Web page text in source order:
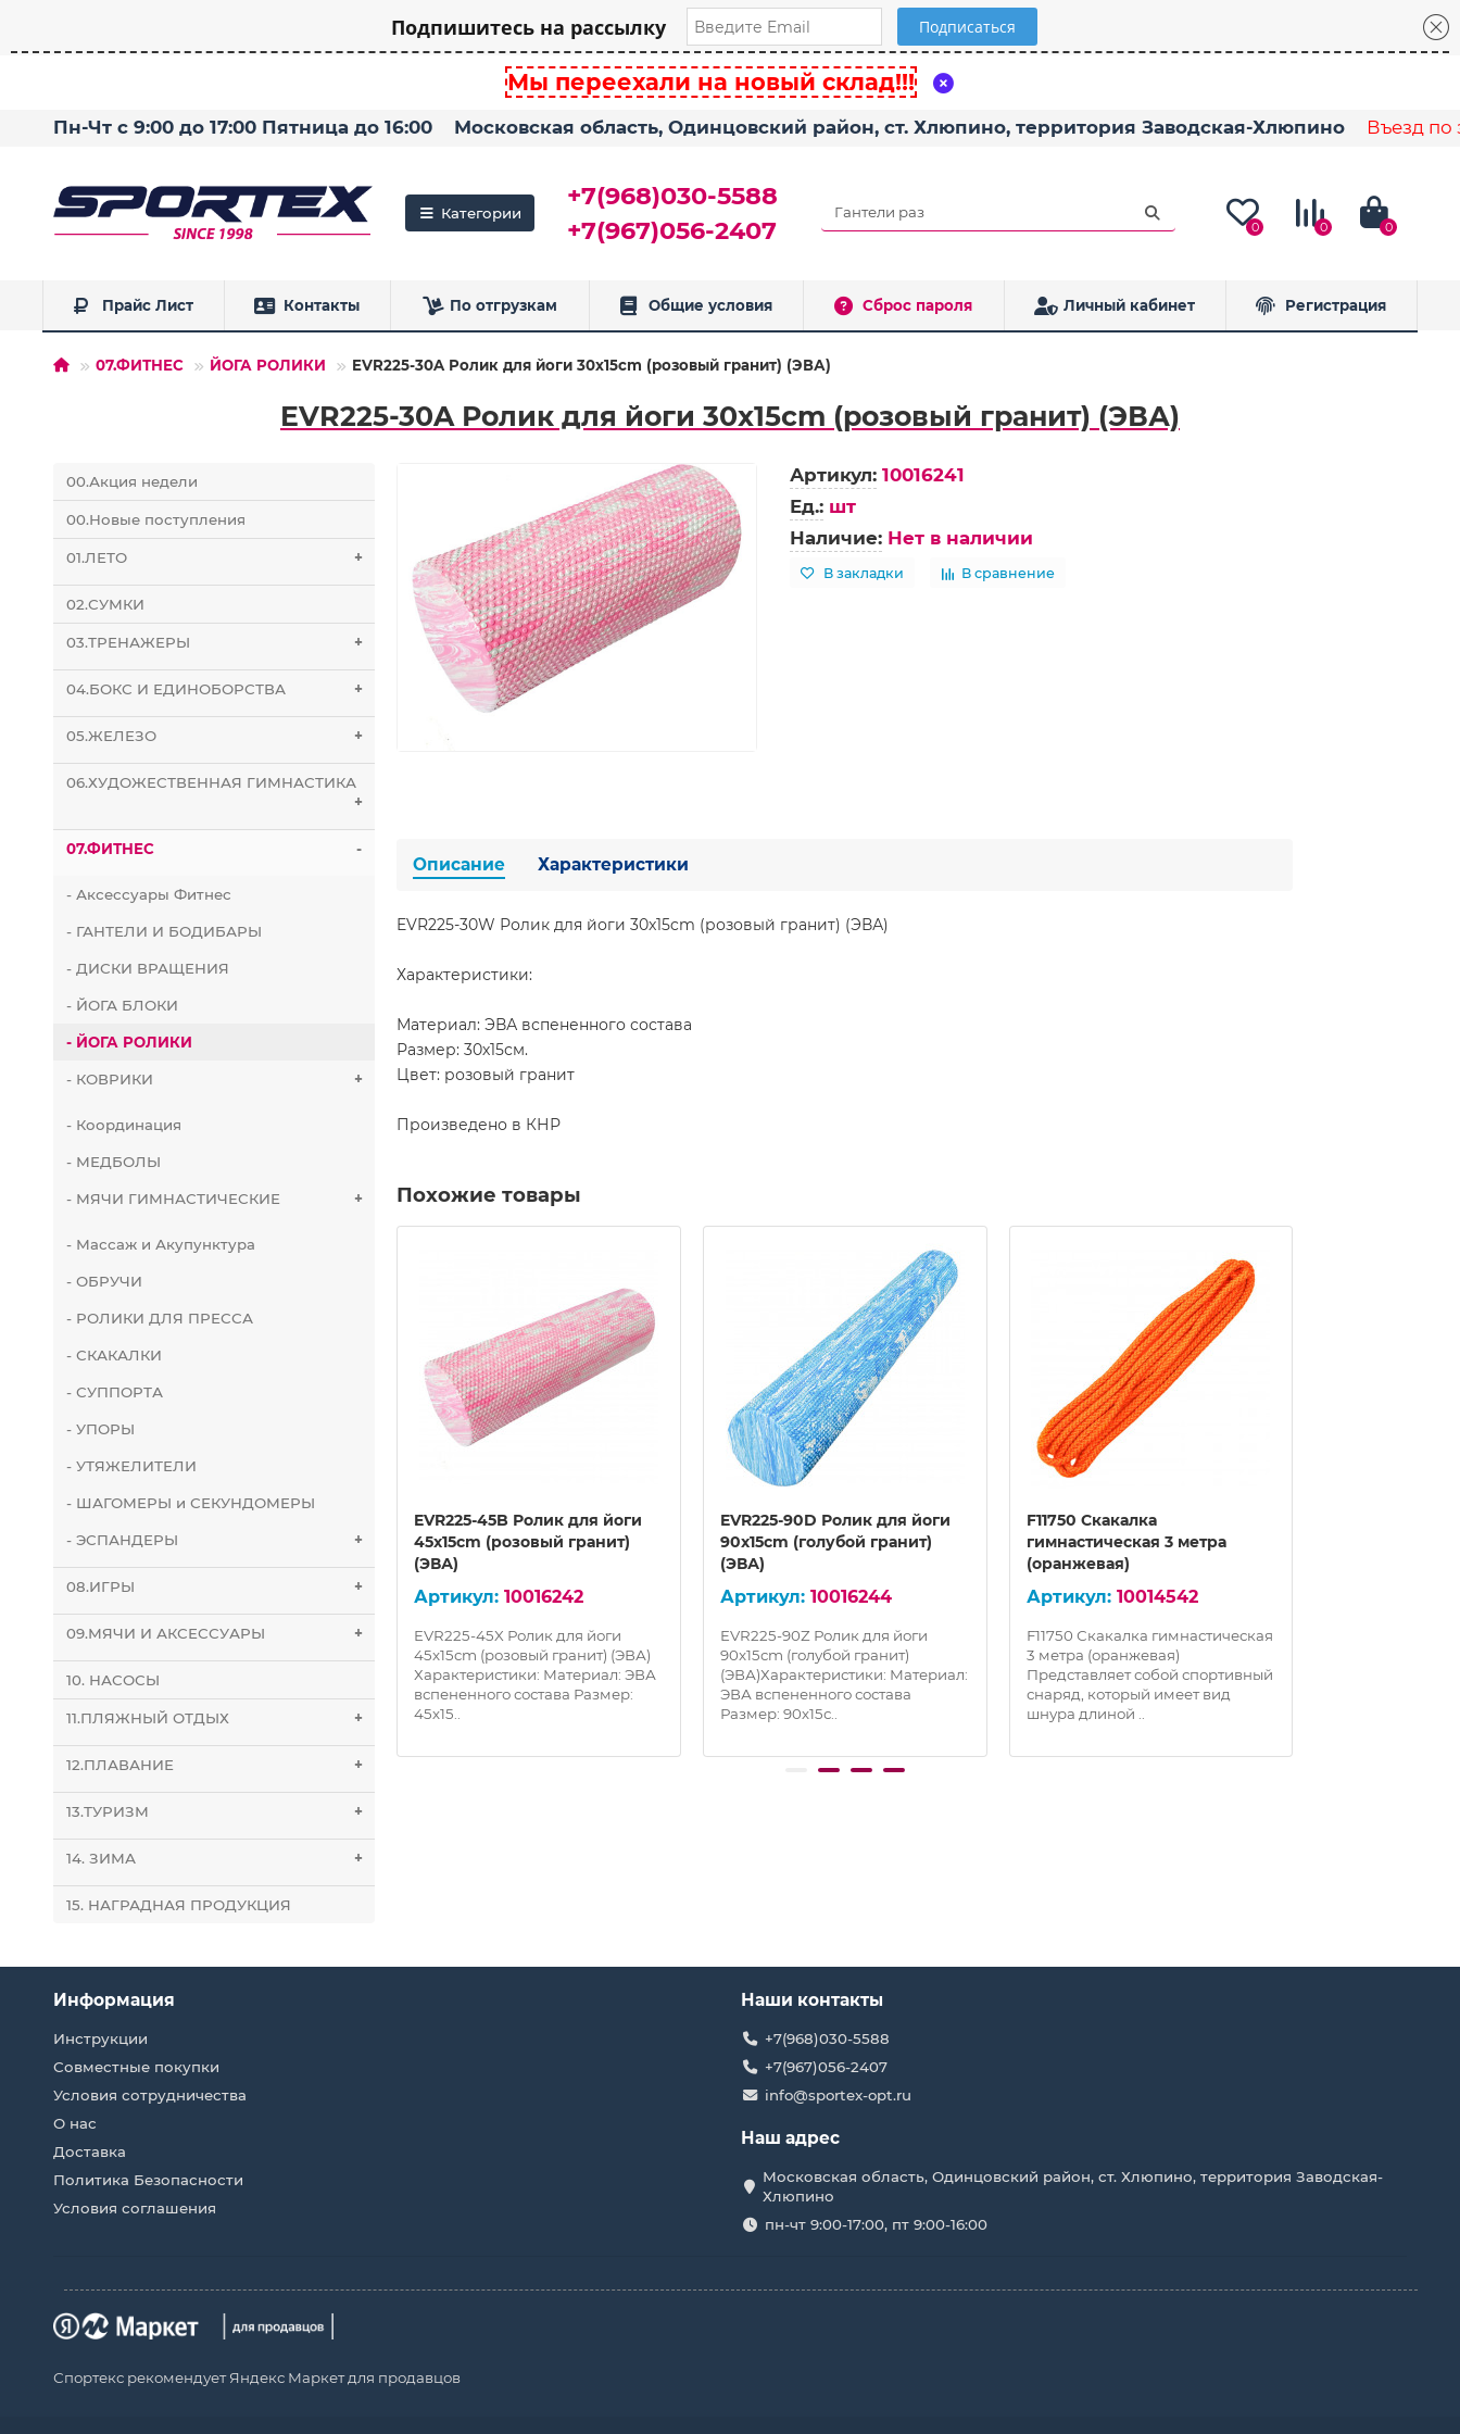
Подпишитесь на рассылку
Мы переехали на новый склад!!!
Пн-Чт с 9:00 до 17:00 Пятница до 16:00 Московская область, Одинцовский район, ст. Хлюпино, территория Заводская-Хлюпино Въезд по
Категории
+7(968)030-5588
+7(967)056-2407
0 0 0
Прайс Лист Контакты По отгрузкам Общие условия Сброс пароля Личный кабинет Регистрация
07.ФИТНЕС ЙОГА РОЛИКИ EVR225-30A Ролик для йоги 30x15cm (розовый гранит) (ЭВА)
EVR225-30A Ролик для йоги 30x15cm (розовый гранит) (ЭВА)
00.Акция недели
00.Новые поступления
01.ЛЕТО +
02.СУМКИ
03.ТРЕНАЖЕРЫ +
04.БОКС И ЕДИНОБОРСТВА +
05.ЖЕЛЕЗО +
06.ХУДОЖЕСТВЕННАЯ ГИМНАСТИКА
+
07.ФИТНЕС -
- Аксессуары Фитнес
- ГАНТЕЛИ И БОДИБАРЫ
- ДИСКИ ВРАЩЕНИЯ
- ЙОГА БЛОКИ
- ЙОГА РОЛИКИ
- КОВРИКИ +
- Координация
- МЕДБОЛЫ
- МЯЧИ ГИМНАСТИЧЕСКИЕ +
- Массаж и Акупунктура
- ОБРУЧИ
- РОЛИКИ ДЛЯ ПРЕССА
- СКАКАЛКИ
- СУППОРТА
- УПОРЫ
- УТЯЖЕЛИТЕЛИ
- ШАГОМЕРЫ и СЕКУНДОМЕРЫ
- ЭСПАНДЕРЫ +
08.ИГРЫ +
09.МЯЧИ И АКСЕССУАРЫ +
10. НАСОСЫ
11.ПЛЯЖНЫЙ ОТДЫХ +
12.ПЛАВАНИЕ +
13.ТУРИЗМ +
14. ЗИМА +
15. НАГРАДНАЯ ПРОДУКЦИЯ
Артикул: 10016241
Ед.: шт
Наличие: Нет в наличии
В закладки В сравнение
Описание Характеристики
EVR225-30W Ролик для йоги 30x15cm (розовый гранит) (ЭВА)
Характеристики:
Материал: ЭВА вспененного состава
Размер: 30х15см.
Цвет: розовый гранит
Произведено в КНР
Похожие товары
фитбол-пончик 45 см
(зеленый)
Характеристики: Материал:
токсичный, (Термопластичный
полимер поливинилхлорида)
Диаметр: 45 см Длина..
EVR225-45B Ролик для йоги
45x15cm (розовый гранит)
(ЭВА)
10016242
EVR225-45X Ролик для йоги
45x15cm (розовый гранит) (ЭВА)
Характеристики: Материал: ЭВА
вспененного состава Размер:
45х15..
EVR225-90D Ролик для йоги
90x15cm (голубой гранит)
(ЭВА)
10016244
EVR225-90Z Ролик для йоги
90x15cm (голубой гранит)
(ЭВА)Характеристики: Материал:
ЭВА вспененного состава
Размер: 90х15с..
F11750 Скакалка
гимнастическая 3 метра
(оранжевая)
10014542
F11750 Скакалка гимнастическая
3 метра (оранжевая)
Представляет собой спортивный
снаряд, который имеет вид
шнура длиной ..
Информация
Инструкции
Совместные покупки
Условия сотрудничества
О нас
Доставка
Политика Безопасности
Условия соглашения
Наши контакты
+7(968)030-5588
+7(967)056-2407
info@sportex-opt.ru
Наш адрес
Московская область, Одинцовский район, ст. Хлюпино, территория Заводская-
Хлюпино
пн-чт 9:00-17:00, пт 9:00-16:00
Спортекс рекомендует Яндекс Маркет для продавцов